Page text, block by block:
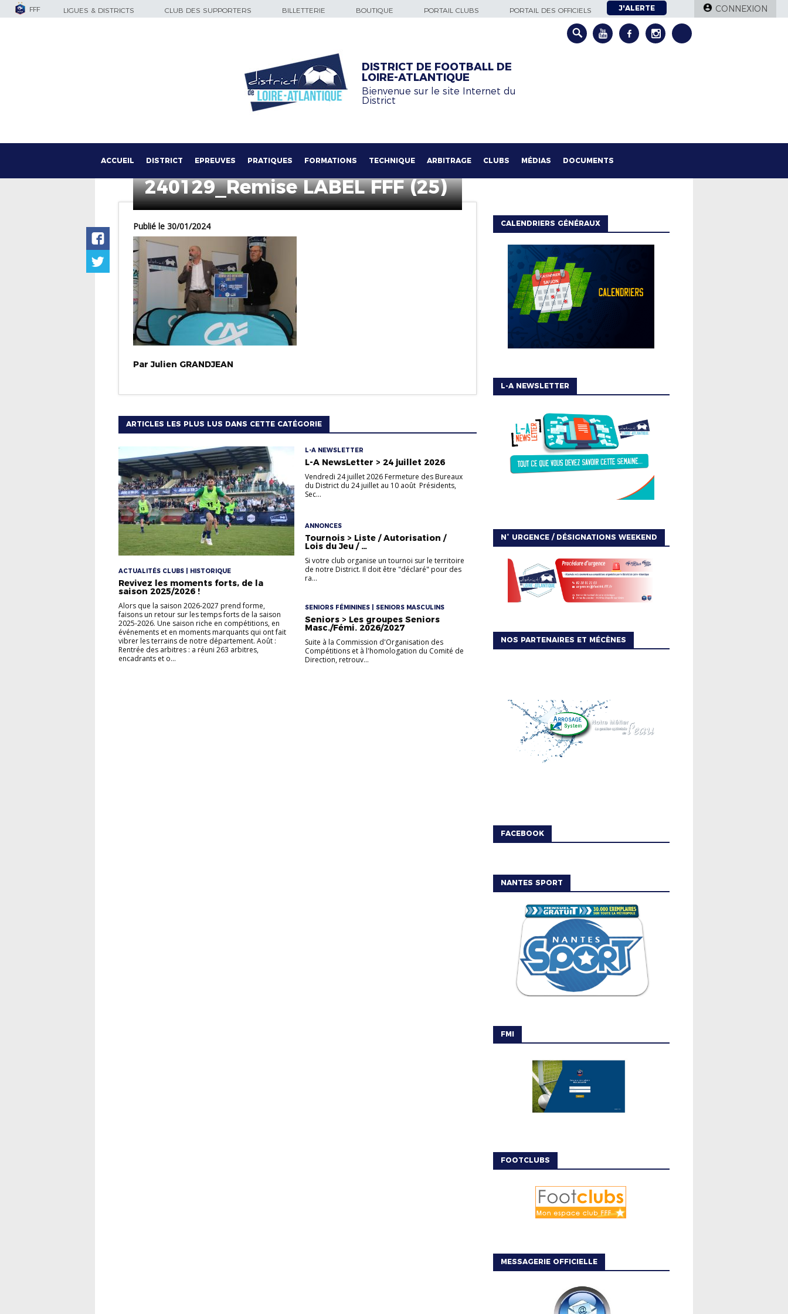
FFF LIGUES & DISTRICTS CLUB DES SUPPORTERS BILLETTERIE BOUTIQUE PORTAIL CLUBS PORTAIL DES OFFICIELS J'ALERTE CONNEXION
DISTRICT DE FOOTBALL DE
LOIRE-ATLANTIQUE
Bienvenue sur le site Internet du
District
ACCUEIL DISTRICT EPREUVES PRATIQUES FORMATIONS TECHNIQUE ARBITRAGE CLUBS MÉDIAS DOCUMENTS
240129_Remise LABEL FFF (25)
Publié le 30/01/2024
ParJulien GRANDJEAN
ARTICLES LES PLUS LUS DANS CETTE CATÉGORIE
ACTUALITÉS CLUBS | HISTORIQUE
Revivez les moments forts, de la
saison 2025/2026 !
Alors que la saison 2026-2027 prend forme,
faisons un retour sur les temps forts de la saison
2025-2026. Une saison riche en compétitions, en
événements et en moments marquants qui ont fait
vibrer les terrains de notre département. Août :
Rentrée des arbitres : a réuni 263 arbitres,
encadrants et o...
L-A NEWSLETTER
L-A NewsLetter > 24 juillet 2026
Vendredi 24 juillet 2026 Fermeture des Bureaux
du District du 24 juillet au 10 août Présidents,
Sec...
ANNONCES
Tournois > Liste / Autorisation /
Lois du Jeu / …
Si votre club organise un tournoi sur le territoire
de notre District. Il doit être "déclaré" pour des
ra...
SENIORS FÉMININES | SENIORS MASCULINS
Seniors > Les groupes Seniors
Masc./Fémi. 2026/2027
Suite à la Commission d'Organisation des
Compétitions et à l'homologation du Comité de
Direction, retrouv...
CALENDRIERS GÉNÉRAUX
L-A NEWSLETTER
N° URGENCE / DÉSIGNATIONS WEEKEND
NOS PARTENAIRES ET MÉCÈNES
FACEBOOK
NANTES SPORT
FMI
FOOTCLUBS
MESSAGERIE OFFICIELLE